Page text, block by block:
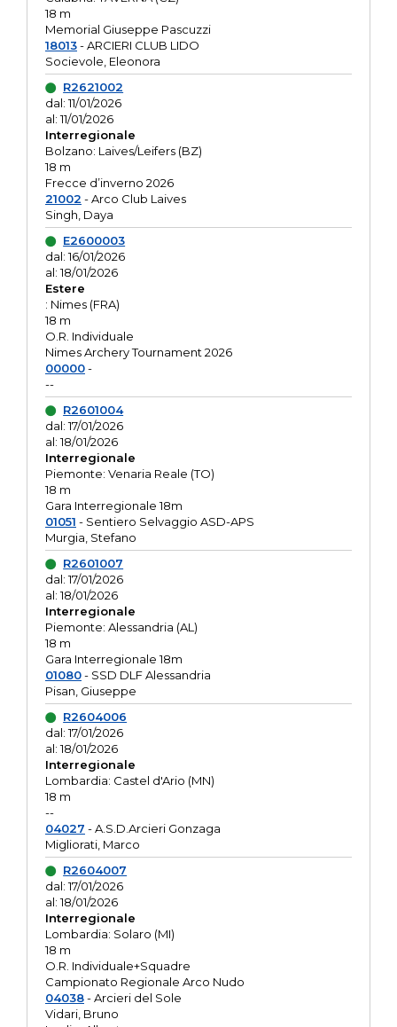
18 m
Memorial Giuseppe Pascuzzi
18013- ARCIERI CLUB LIDO
Socievole, Eleonora
R2621002
dal: 11/01/2026
al: 11/01/2026
Interregionale
Bolzano: Laives/Leifers (BZ)
18 m
Frecce d’inverno 2026
21002 - Arco Club Laives
Singh, Daya
E2600003
dal: 16/01/2026
al: 18/01/2026
Estere
: Nimes (FRA)
18 m
O.R. Individuale
Nimes Archery Tournament 2026
00000-
--
R2601004
dal: 17/01/2026
al: 18/01/2026
Interregionale
Piemonte: Venaria Reale (TO)
18 m
Gara Interregionale 18m
01051 - Sentiero Selvaggio ASD-APS
Murgia, Stefano
R2601007
dal: 17/01/2026
al: 18/01/2026
Interregionale
Piemonte: Alessandria (AL)
18 m
Gara Interregionale 18m
01080- SSD DLF Alessandria
Pisan, Giuseppe
R2604006
dal: 17/01/2026
al: 18/01/2026
Interregionale
Lombardia: Castel d'Ario (MN)
18 m
--
04027 - A.S.D.Arcieri Gonzaga
Migliorati, Marco
R2604007
dal: 17/01/2026
al: 18/01/2026
Interregionale
Lombardia: Solaro (MI)
18 m
O.R. Individuale+Squadre
Campionato Regionale Arco Nudo
04038- Arcieri del Sole
Vidari, Bruno